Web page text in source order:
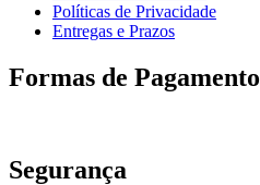
Políticas de Privacidade
Entregas e Prazos
Formas de Pagamento
Segurança